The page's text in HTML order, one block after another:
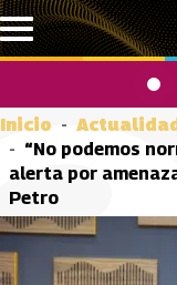
Pasar al contenido
Inicio
“No podemos
alerta por
Petro